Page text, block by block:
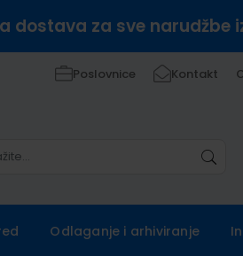
dostava za sve narudžbe
Poslovnice Kontakt
Odlaganje i arhiviranje